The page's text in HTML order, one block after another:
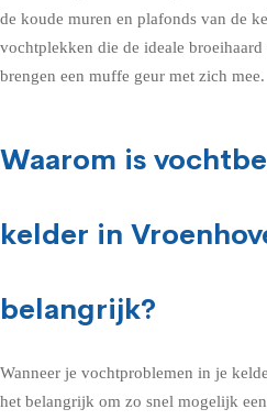
de koude muren en plafonds van de
vochtplekken die de ideale
brengen een muffe geur met zich mee.
Waarom is
kelder in
belangrijk?
Wanneer je vochtproblemen in je
het belangrijk om zo snel mogelijk